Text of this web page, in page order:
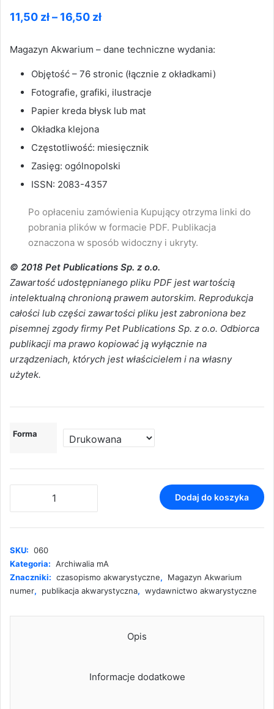
11,50 zł– 16,50 złZakres
od
11,50 zł
do
16,50 zł
Magazyn Akwarium – dane techniczne wydania:
Objętość – 76 stronic (łącznie z okładkami)
Fotografie, grafiki, ilustracje
Papier kreda błysk lub mat
Okładka klejona
Częstotliwość: miesięcznik
Zasięg: ogólnopolski
ISSN: 2083-4357
Po opłaceniu zamówienia Kupujący otrzyma linki do
pobrania plików w formacie PDF. Publikacja
oznaczona w sposób widoczny i ukryty.
© 2018 Pet Publications Sp. z o.o.
Zawartość udostępnianego pliku PDF jest wartością
intelektualną chronioną prawem autorskim. Reprodukcja
całości lub części zawartości pliku jest zabroniona bez
pisemnej zgody firmy Pet Publications Sp. z o.o. Odbiorca
publikacji ma prawo kopiować ją wyłącznie na
urządzeniach, których jest właścicielem i na własny
użytek.
Forma
nr
(60)
Dodaj do koszyka
SKU: 060
Kategoria: Archiwalia mA
Znaczniki: czasopismo akwarystyczne,
Magazyn Akwarium
numer, publikacja akwarystyczna, wydawnictwo akwarystyczne
Opis
Informacje dodatkowe